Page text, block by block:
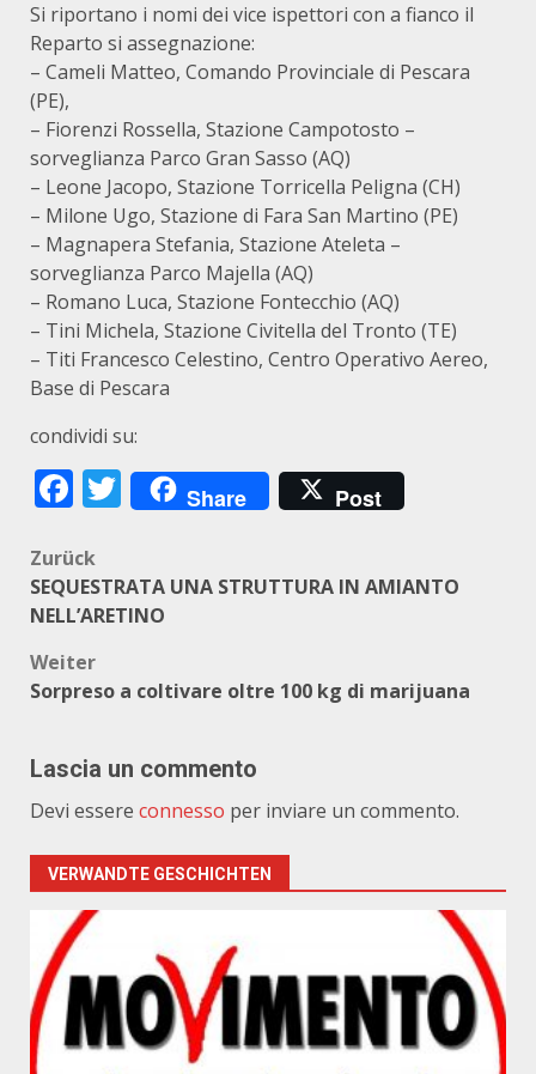
Si riportano i nomi dei vice ispettori con a fianco il
Reparto si assegnazione:
– Cameli Matteo, Comando Provinciale di Pescara
(PE),
– Fiorenzi Rossella, Stazione Campotosto –
sorveglianza Parco Gran Sasso (AQ)
– Leone Jacopo, Stazione Torricella Peligna (CH)
– Milone Ugo, Stazione di Fara San Martino (PE)
– Magnapera Stefania, Stazione Ateleta –
sorveglianza Parco Majella (AQ)
– Romano Luca, Stazione Fontecchio (AQ)
– Tini Michela, Stazione Civitella del Tronto (TE)
– Titi Francesco Celestino, Centro Operativo Aereo,
Base di Pescara
condividi su:
Facebook
Twitter
Share Post
Beitragsnavigation
Zurück
SEQUESTRATA UNA STRUTTURA IN AMIANTO
NELL’ARETINO
Weiter
Sorpreso a coltivare oltre 100 kg di marijuana
Lascia un commento
Devi essere connesso per inviare un commento.
VERWANDTE GESCHICHTEN